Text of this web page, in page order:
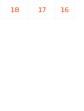
16
17
18